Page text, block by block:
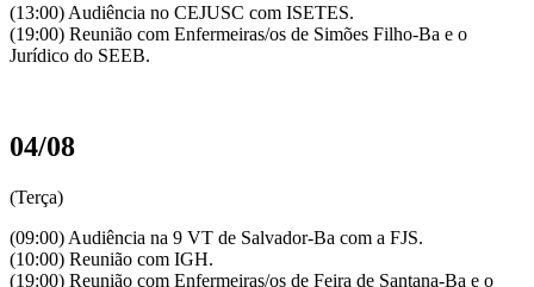
(13:00) Audiência no CEJUSC com ISETES.
(19:00) Reunião com Enfermeiras/os de Simões Filho-Ba e o
Jurídico do SEEB.
04/08
(Terça)
(09:00) Audiência na 9 VT de Salvador-Ba com a FJS.
(10:00) Reunião com IGH.
(19:00) Reunião com Enfermeiras/os de Feira de Santana-Ba e o